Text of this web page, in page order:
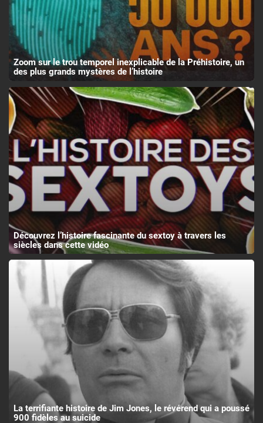
Zoom sur le trou temporel inexplicable de la Préhistoire, un
des plus grands mystères de l’histoire
Découvrez l’histoire fascinante du sextoy à travers les
siècles dans cette vidéo
La terrifiante histoire de Jim Jones, le révérend qui a poussé
900 fidèles au suicide